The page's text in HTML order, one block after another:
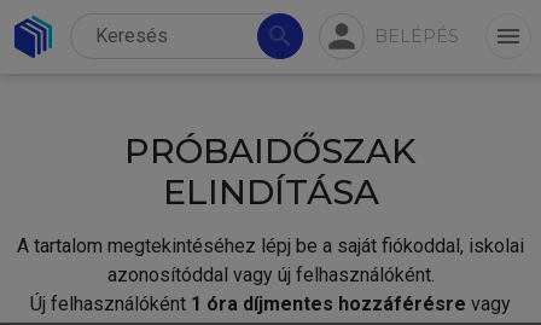
search person BELÉPÉS menu
PRÓBAIDŐSZAK
ELINDÍTÁSA
A tartalom megtekintéséhez lépj be a saját fiókoddal, iskolai
azonosítóddal vagy új felhasználóként.
Új felhasználóként 1 óra díjmentes hozzáférésre vagy